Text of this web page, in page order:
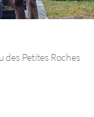
des Petites Roches